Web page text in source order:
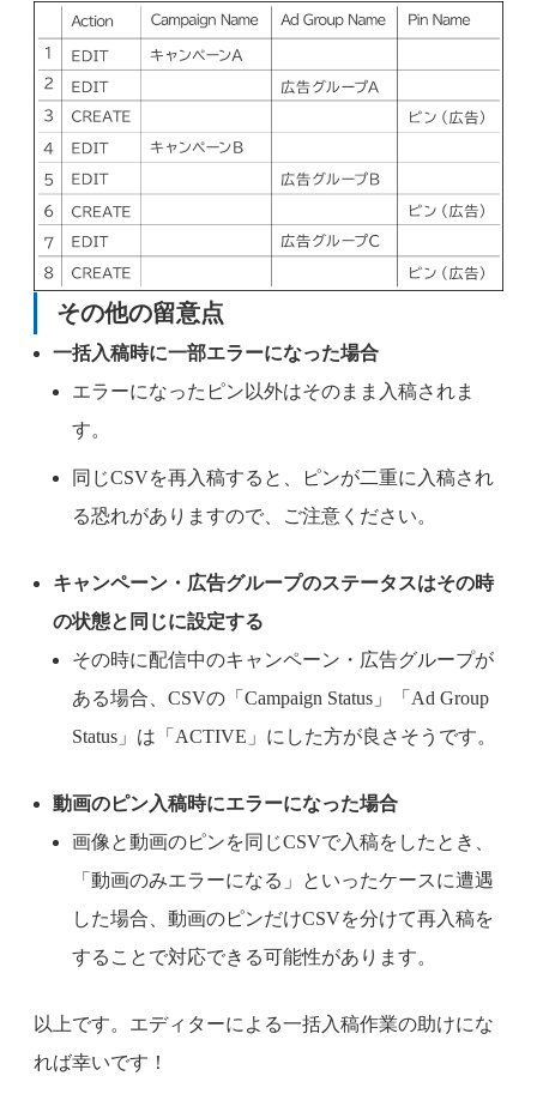
その他の留意点
一括入稿時に一部エラーになった場合
エラーになったピン以外はそのまま入稿されま
す。
同じCSVを再入稿すると、ピンが二重に入稿され
る恐れがありますので、ご注意ください。
キャンペーン・広告グループのステータスはその時
の状態と同じに設定する
その時に配信中のキャンペーン・広告グループが
ある場合、CSVの「Campaign Status」「Ad Group
Status」は「ACTIVE」にした方が良さそうです。
動画のピン入稿時にエラーになった場合
画像と動画のピンを同じCSVで入稿をしたとき、
「動画のみエラーになる」といったケースに遭遇
した場合、動画のピンだけCSVを分けて再入稿を
することで対応できる可能性があります。
以上です。エディターによる一括入稿作業の助けにな
れば幸いです！